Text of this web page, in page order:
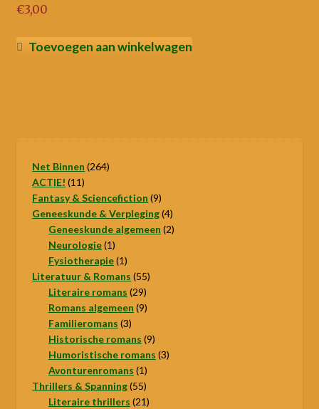
€3,00
Toevoegen aan winkelwagen
Net Binnen 264264
ACTIE! 1111
producten
Fantasy & Sciencefiction 99
producten
Geneeskunde & Verpleging 44
producten
Geneeskunde algemeen 22
Neurologie 11
product
Fysiotherapie 11
product
Literatuur & Romans 5555
Literaire romans 2929
producten
Romans algemeen 99
Familieromans 33
producten
Historische romans 99
producten
Humoristische romans 33
Avonturenromans 11
product
Thrillers & Spanning 5555
producten
Literaire thrillers 2121